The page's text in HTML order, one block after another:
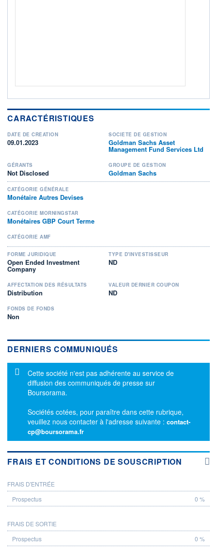
CARACTÉRISTIQUES
DATE DE CRÉATION
09.01.2023
SOCIÉTÉ DE GESTION
Goldman Sachs Asset
Management Fund Services Ltd
GÉRANTS
Not Disclosed
GROUPE DE GESTION
Goldman Sachs
CATÉGORIE GÉNÉRALE
Monétaire Autres Devises
CATÉGORIE MORNINGSTAR
Monétaires GBP Court Terme
CATÉGORIE AMF
FORME JURIDIQUE
Open Ended Investment
Company
TYPE D'INVESTISSEUR
ND
AFFECTATION DES RÉSULTATS
Distribution
VALEUR DERNIER COUPON
ND
FONDS DE FONDS
Non
DERNIERS COMMUNIQUÉS
Message d'information
Cette société n'est pas adhérente au service de
diffusion des communiqués de presse sur
Boursorama.
Sociétés cotées, pour paraître dans cette rubrique,
veuillez nous contacter à l'adresse suivante : contact-
cp@boursorama.fr
FRAIS ET CONDITIONS DE SOUSCRIPTION
PROSPECTUS
FRAIS D'ENTRÉE
0 %
FRAIS DE SORTIE
0 %